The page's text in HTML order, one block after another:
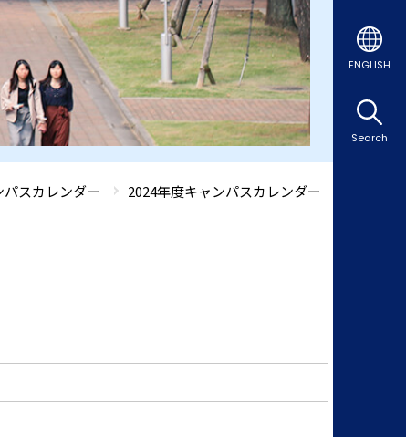
ENGLISH
Search
スカレンダー 2024年度キャンパスカレンダー